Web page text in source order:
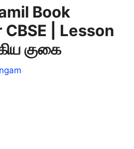
Book
| Lesson
குகை